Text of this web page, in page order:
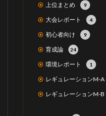
上位まとめ 9
大会レポート 4
初心者向け 9
育成論 24
環境レポート 1
レギュレーションM-A
レギュレーションM-B